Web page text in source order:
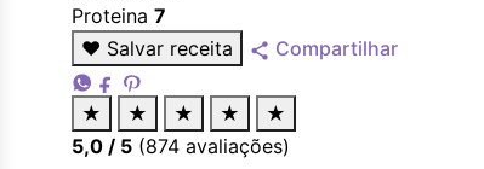
Proteina 7
♥ Salvar receita Compartilhar
★ ★ ★ ★
★
5,0 / 5 (874 avaliações)